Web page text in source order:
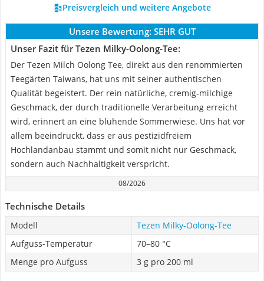
Preisvergleich und weitere Angebote
Unsere Bewertung: SEHR GUT
Unser Fazit für Tezen Milky-Oolong-Tee:
Der Tezen Milch Oolong Tee, direkt aus den renommierten
Teegärten Taiwans, hat uns mit seiner authentischen
Qualität begeistert. Der rein natürliche, cremig-milchige
Geschmack, der durch traditionelle Verarbeitung erreicht
wird, erinnert an eine blühende Sommerwiese. Uns hat vor
allem beeindruckt, dass er aus pestizidfreiem
Hochlandanbau stammt und somit nicht nur Geschmack,
sondern auch Nachhaltigkeit verspricht.
08/2026
Technische Details
Modell
Tezen Milky-Oolong-Tee
Aufguss-Temperatur
70–80 °C
Menge pro Aufguss
3 g pro 200 ml